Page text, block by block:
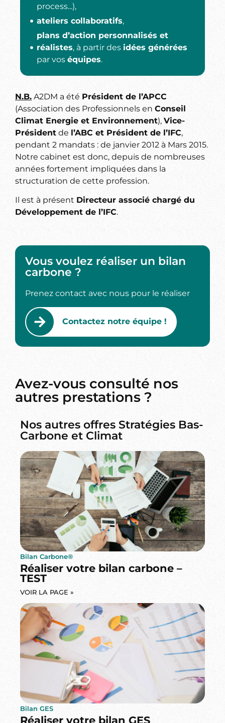
process...),
ateliers collaboratifs,
plans d’action personnalisés et
réalistes, à partir des idées générées
par vos équipes.
N.B. A2DM a été Président de l’APCC
(Association des Professionnels en Conseil
Climat Energie et Environnement), Vice-
Président de l’ABC et Président de l’IFC,
pendant 2 mandats : de janvier 2012 à Mars 2015.
Notre cabinet est donc, depuis de nombreuses
années fortement impliquées dans la
structuration de cette profession.
Il est à présent Directeur associé chargé du
Développement de l’IFC.
Vous voulez réaliser un bilan
carbone ?
Prenez contact avec nous pour le réaliser
Contactez notre équipe !
Avez-vous consulté nos
autres prestations ?
Nos autres offres Stratégies Bas-
Carbone et Climat
Bilan Carbone®
Réaliser votre bilan carbone –
TEST
VOIR LA PAGE »
Bilan GES
Réaliser votre bilan GES